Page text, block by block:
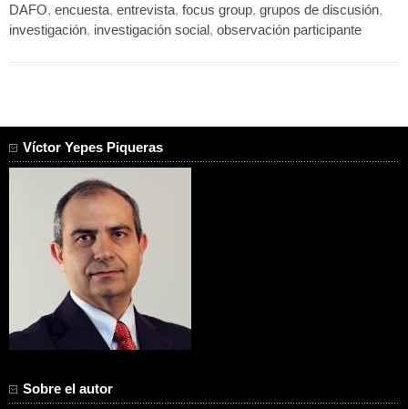
DAFO, encuesta, entrevista, focus group, grupos de discusión,
investigación, investigación social , observación participante
Víctor Yepes Piqueras
Sobre el autor